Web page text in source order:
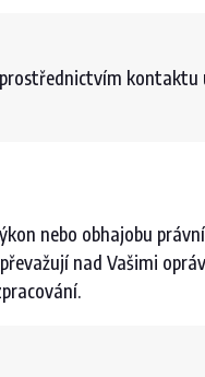
kontaktu
nebo obhajobu
nad Vašimi